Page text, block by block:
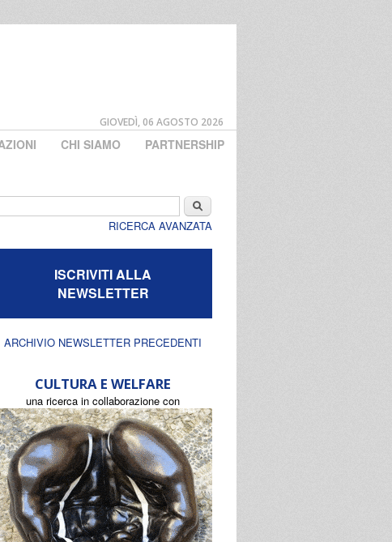
GIOVEDÌ, 06 AGOSTO 2026
CHI SIAMO PARTNERSHIP
Cerca
RICERCA AVANZATA
ISCRIVITI ALLA
NEWSLETTER
ARCHIVIO NEWSLETTER PRECEDENTI
CULTURA E WELFARE
una ricerca in collaborazione con